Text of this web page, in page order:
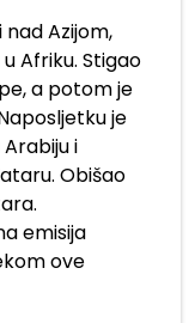
Azijom,
Afriku. Stigao
a potom je
je
Arabiju i
Obišao
emisija
ove